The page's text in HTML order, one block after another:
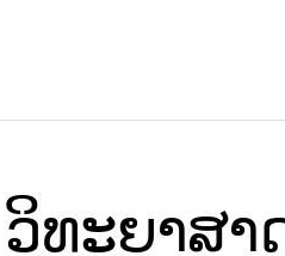
ວິທະຍາສາ